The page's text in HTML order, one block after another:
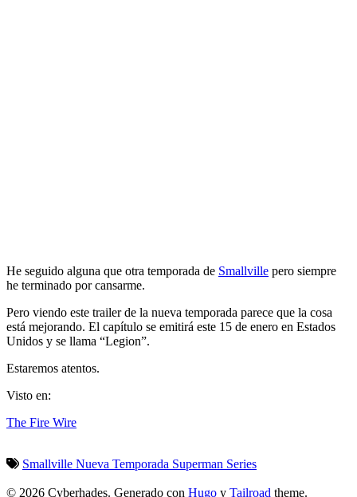
He seguido alguna que otra temporada de Smallville pero siempre
he terminado por cansarme.
Pero viendo este trailer de la nueva temporada parece que la cosa
está mejorando. El capítulo se emitirá este 15 de enero en Estados
Unidos y se llama “Legion”.
Estaremos atentos.
Visto en:
The Fire Wire
Smallville Nueva Temporada Superman Series
© 2026 Cyberhades. Generado con Hugo y Tailroad theme.